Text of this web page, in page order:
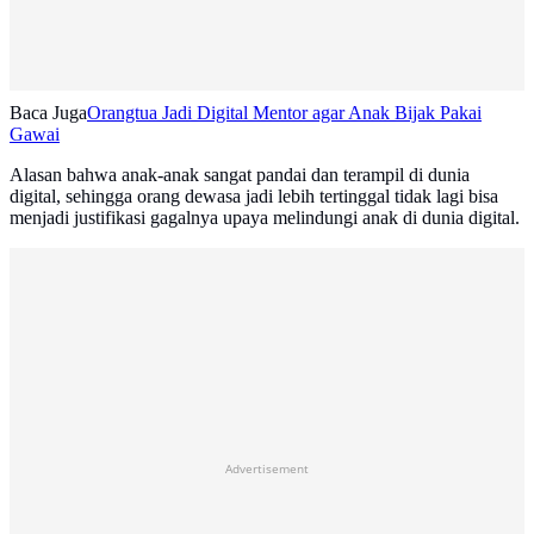
Baca JugaOrangtua Jadi Digital Mentor agar Anak Bijak Pakai
Gawai
Alasan bahwa anak-anak sangat pandai dan terampil di dunia
digital, sehingga orang dewasa jadi lebih tertinggal tidak lagi bisa
menjadi justifikasi gagalnya upaya melindungi anak di dunia digital.
Advertisement